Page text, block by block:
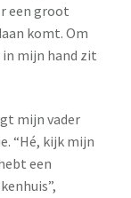
een groot
komt. Om
mijn hand zit
mijn vader
“Hé, kijk mijn
een